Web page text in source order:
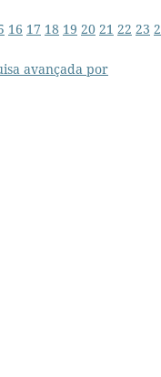
16 17 18 19 20 21 22 23
avançada por